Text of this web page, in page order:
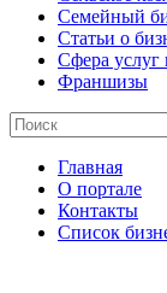
Семейный
Статьи о
Сфера услуг
Франшизы
Главная
О портале
Контакты
Список